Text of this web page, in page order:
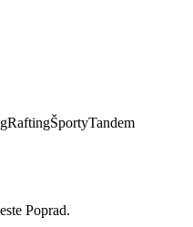
RaftingŠportyTandem
Poprad.